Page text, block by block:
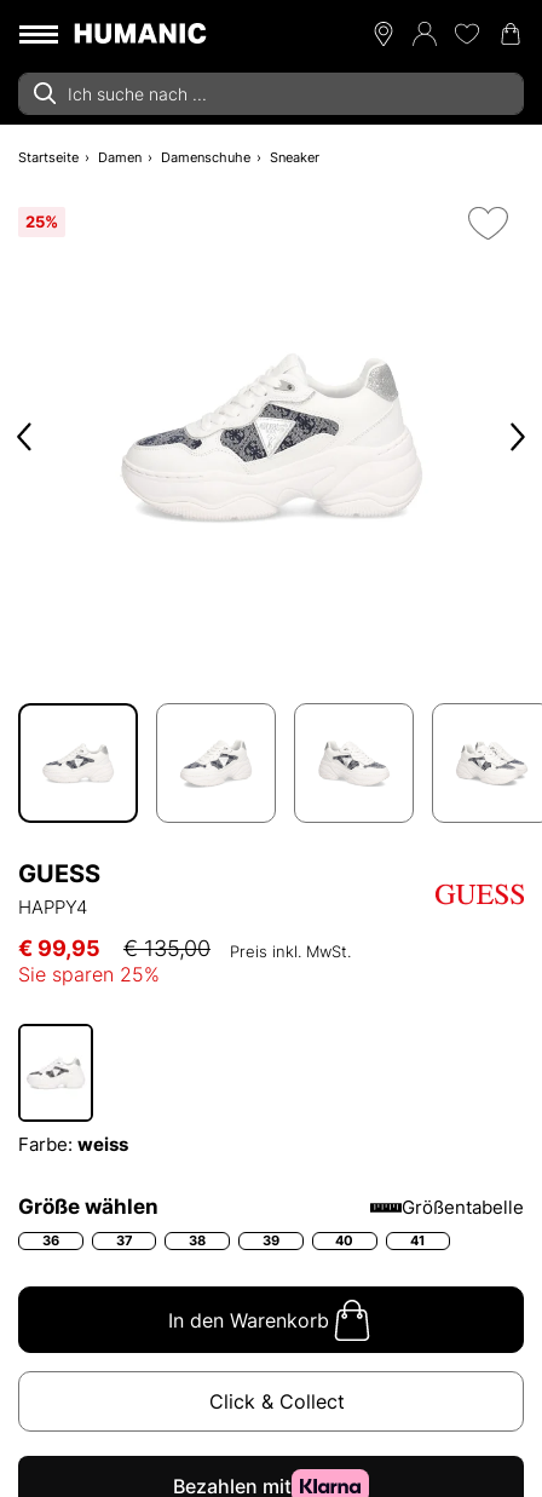
Startseite Damen Damenschuhe Sneaker
25%
GUESS
HAPPY4
€ 99,95 € 135,00 Preis inkl. MwSt.
Sie sparen 25%
Farbe: weiss
Größe wählen Größentabelle
36 37 38 39 40 41
In den Warenkorb
Click & Collect